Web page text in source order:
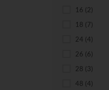
16 (2)
18 (7)
24 (4)
26 (6)
28 (3)
48 (4)